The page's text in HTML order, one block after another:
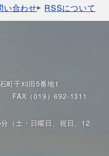
い合わせ RSSについて
町千刈田5番地1
FAX（019）692-1311
（土・日曜日、祝日、12